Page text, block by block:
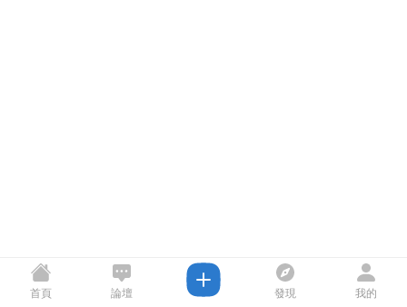
首頁 論壇 發現 我的